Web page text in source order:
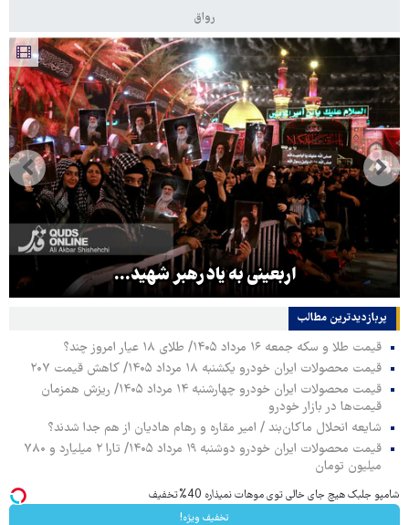
رواق
اربعینی به یاد رهبر شهید...
پربازدیدترین‌ مطالب
قیمت طلا و سکه جمعه ۱۶ مرداد ۱۴۰۵/ طلای ۱۸ عیار امروز چند؟
قیمت محصولات ایران خودرو یکشنبه ۱۸ مرداد ۱۴۰۵/ کاهش قیمت ۲۰۷
قیمت محصولات ایران خودرو چهارشنبه ۱۴ مرداد ۱۴۰۵/ ریزش همزمان
قیمت‌ها در بازار خودرو
شایعه انحلال ماکان‌بند / امیر مقاره و رهام هادیان از هم جدا شدند؟
قیمت محصولات ایران خودرو دوشنبه ۱۹ مرداد ۱۴۰۵/ تارا ۲ میلیارد و ۷۸۰
میلیون تومان
شامپو جلبک هیچ جای خالی توی موهات نمیذاره 40%تخفیف
تخفیف ویژه!